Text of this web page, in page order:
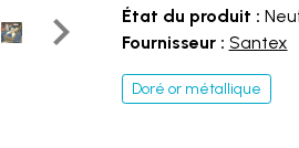
État du produit :
Fournisseur : Santex
Doré or métallique